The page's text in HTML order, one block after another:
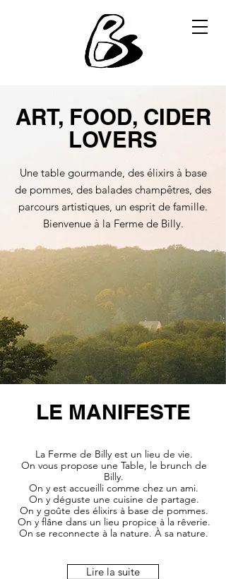
ART, FOOD, CIDER
LOVERS
Une table gourmande, des élixirs à base
de pommes, des balades champêtres, des
parcours artistiques, un esprit de famille.
Bienvenue à la Ferme de Billy.
LE MANIFESTE
La Ferme de Billy est un lieu de vie.
On vous propose une Table, le brunch de
Billy.
On y est accueilli comme chez un ami.
On y déguste une cuisine de partage.
On y goûte des élixirs à base de pommes.
On y flâne dans un lieu propice à la rêverie.
On se reconnecte à la nature. À sa nature.
Lire la suite